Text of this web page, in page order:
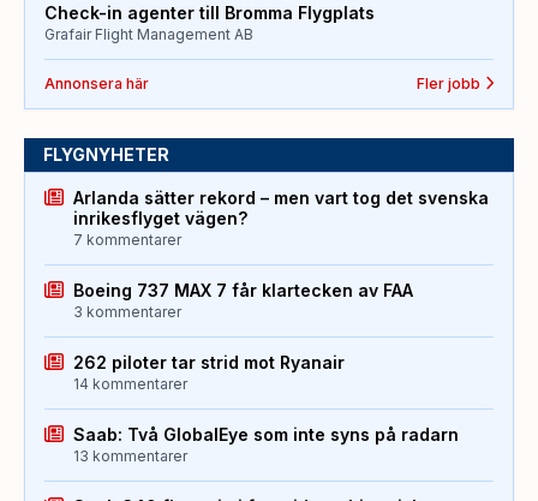
Check-in agenter till Bromma Flygplats
Grafair Flight Management AB
Annonsera här Fler jobb
FLYGNYHETER
Arlanda sätter rekord – men vart tog det svenska
inrikesflyget vägen?
7 kommentarer
Boeing 737 MAX 7 får klartecken av FAA
3 kommentarer
262 piloter tar strid mot Ryanair
14 kommentarer
Saab: Två GlobalEye som inte syns på radarn
13 kommentarer